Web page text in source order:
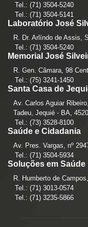
Tel.: (71) 3504-5240
Tel.: (71) 3504-5141
Laboratório José
R. Dr. Arlíndo de Assis,
Tel.: (71) 3504-5240
Memorial José
R. Gen. Câmara, 98
Tel.: (75) 3241-1450
Santa Casa de
Av. Carlos Aguiar
Tadeu, Jequié - BA,
Tel.: (73) 3528-8100
Saúde e Cidadania
Av. Pres. Vargas, nº
Tel.: (71) 3504-5934
Soluções em Saúde
R. Humberto de
Tel.: (71) 3013-0574
Tel.: (71) 3235-5866